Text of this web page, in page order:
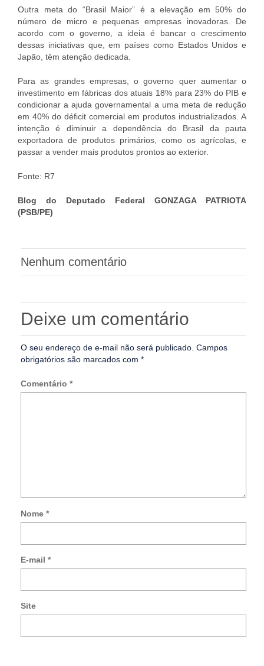
Outra meta do “Brasil Maior” é a elevação em 50% do
número de micro e pequenas empresas inovadoras. De
acordo com o governo, a ideia é bancar o crescimento
dessas iniciativas que, em países como Estados Unidos e
Japão, têm atenção dedicada.
Para as grandes empresas, o governo quer aumentar o
investimento em fábricas dos atuais 18% para 23% do PIB e
condicionar a ajuda governamental a uma meta de redução
em 40% do déficit comercial em produtos industrializados. A
intenção é diminuir a dependência do Brasil da pauta
exportadora de produtos primários, como os agrícolas, e
passar a vender mais produtos prontos ao exterior.
Fonte: R7
Blog do Deputado Federal GONZAGA PATRIOTA
(PSB/PE)
Nenhum comentário
Deixe um comentário
O seu endereço de e-mail não será publicado. Campos
obrigatórios são marcados com *
Comentário *
Nome *
E-mail *
Site